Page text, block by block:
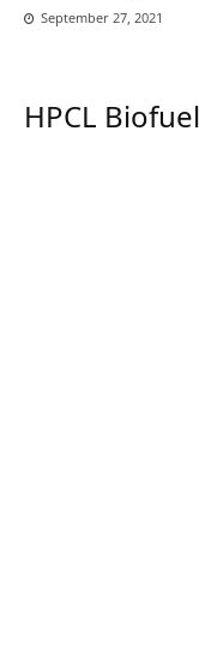
September 27, 2021
HPCL